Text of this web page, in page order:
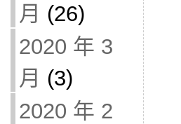
月 (26)
2020 年 3
月 (3)
2020 年 2